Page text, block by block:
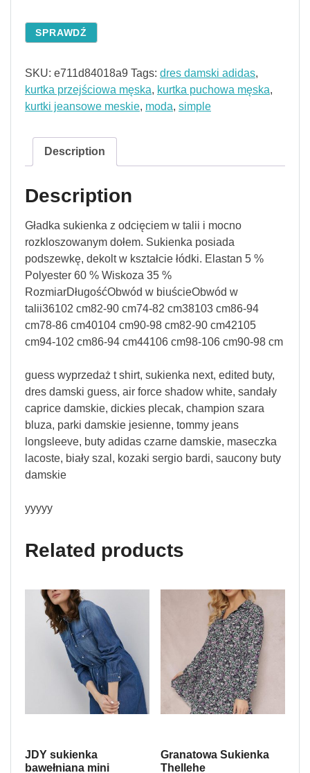
SPRAWDŹ
SKU: e711d84018a9 Tags: dres damski adidas,
kurtka przejściowa męska, kurtka puchowa męska,
kurtki jeansowe meskie, moda, simple
Description
Description
Gładka sukienka z odcięciem w talii i mocno
rozkloszowanym dołem. Sukienka posiada
podszewkę, dekolt w kształcie łódki. Elastan 5 %
Polyester 60 % Wiskoza 35 %
RozmiarDługośćObwód w biuścieObwód w
talii36102 cm82-90 cm74-82 cm38103 cm86-94
cm78-86 cm40104 cm90-98 cm82-90 cm42105
cm94-102 cm86-94 cm44106 cm98-106 cm90-98 cm
guess wyprzedaż t shirt, sukienka next, edited buty,
dres damski guess, air force shadow white, sandały
caprice damskie, dickies plecak, champion szara
bluza, parki damskie jesienne, tommy jeans
longsleeve, buty adidas czarne damskie, maseczka
lacoste, biały szal, kozaki sergio bardi, saucony buty
damskie
yyyyy
Related products
JDY sukienka
bawełniana mini
Granatowa Sukienka
Thellehe